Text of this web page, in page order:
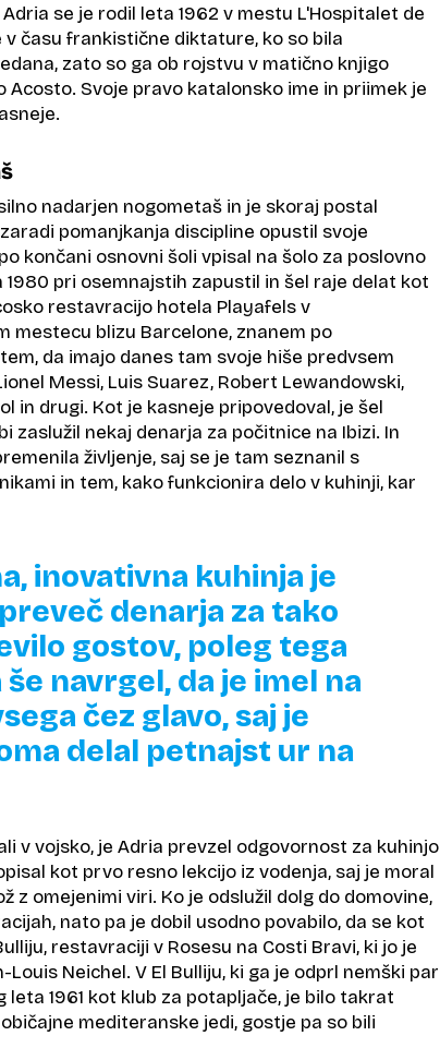
se je rodil leta 1962 v mestu L'Hospitalet de
času frankistične diktature, ko so bila
zato so ga ob rojstvu v matično knjigo
Acosto. Svoje pravo katalonsko ime in priimek je
nadarjen nogometaš in je skoraj postal
pomanjkanja discipline opustil svoje
končani osnovni šoli vpisal na šolo za poslovno
1980 pri osemnajstih zapustil in šel raje delat kot
restavracijo hotela Playafels v
mestecu blizu Barcelone, znanem po
da imajo danes tam svoje hiše predvsem
Messi, Luis Suarez, Robert Lewandowski,
in drugi. Kot je kasneje pripovedoval, je šel
zaslužil nekaj denarja za počitnice na Ibizi. In
življenje, saj se je tam seznanil s
in tem, kako funkcionira delo v kuhinji, kar
inovativna kuhinja je
denarja za tako
gostov, poleg tega
še navrgel, da je imel na
čez glavo, saj je
delal petnajst ur na
v vojsko, je Adria prevzel odgovornost za kuhinjo
kot prvo resno lekcijo iz vodenja, saj je moral
z omejenimi viri. Ko je odslužil dolg do domovine,
nato pa je dobil usodno povabilo, da se kot
restavraciji v Rosesu na Costi Bravi, ki jo je
Neichel. V El Bulliju, ki ga je odprl nemški par
leta 1961 kot klub za potapljače, je bilo takrat
mediteranske jedi, gostje pa so bili